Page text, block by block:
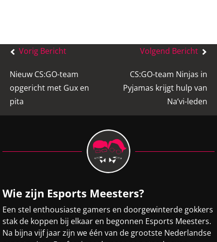
Bericht
Vorig Bericht
Nieuw CS:GO-team
opgericht met Gux en
pita
Volgend Bericht
CS:GO-team Ninjas in
Pyjamas krijgt hulp van
Na’vi-leden
Wie zijn Esports Meesters?
Een stel enthousiaste gamers en doorgewinterde gokkers
stak de koppen bij elkaar en begonnen Esports Meesters.
Na bijna vijf jaar zijn we één van de grootste Nederlandse